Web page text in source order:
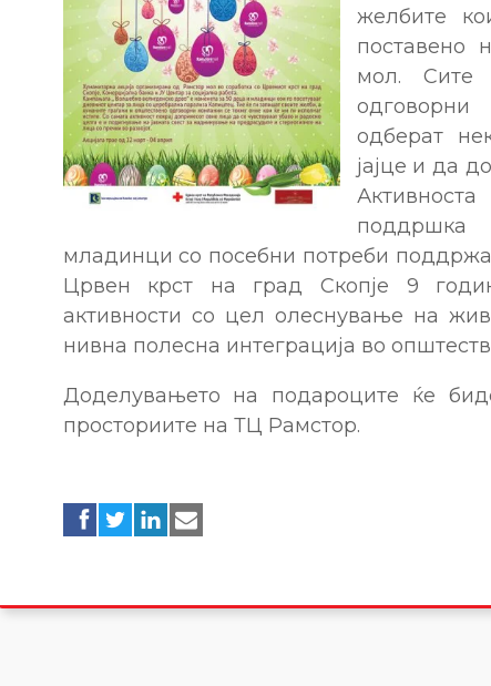
желбите
поставено
мол. Сите
одберат
јајце и да
поддршка
младинци со посебни потреби
Црвен крст на град Скопје 9
активности со цел олеснување на
нивна полесна интеграција во
Доделувањето на подароците ќе
просториите на ТЦ Рамстор.